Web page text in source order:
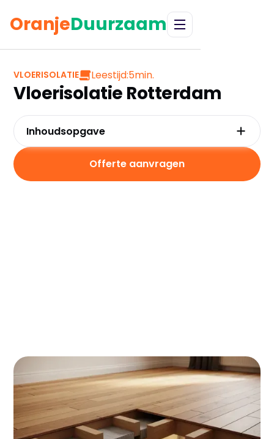
OranjeDuurzaam
VLOERISOLATIE Leestijd:5min.
Vloerisolatie Rotterdam
Vloerisolatie in Rotterdam kan je tot 15% besparen
op je energierekening - dat is gemiddeld €250-350
per jaar! Voor een investering van €1.200-1.800
Inhoudsopgave
Rotterdam?
Offerte aanvragen